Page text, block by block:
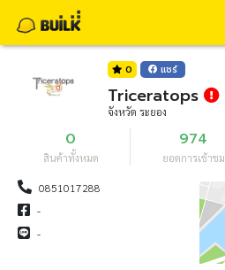
0 แชร์
Triceratops
จังหวัด ระยอง
0
สินค้าทั้งหมด
974
ยอดการเข้าชม
0851017288
-
-